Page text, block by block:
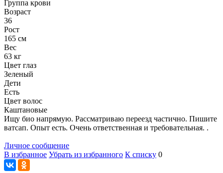
Группа крови
Возраст
36
Рост
165 см
Вес
63 кг
Цвет глаз
Зеленый
Дети
Есть
Цвет волос
Каштановые
Ищу био напрямую. Рассматриваю переезд частично. Пишите
ватсап. Опыт есть. Очень ответственная и требовательная. .
Личное сообщение
В избранное Убрать из избранного К списку 0